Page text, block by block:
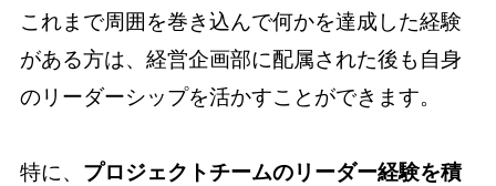
これまで周囲を巻き込んで何かを達成した経験
がある方は、経営企画部に配属された後も自身
のリーダーシップを活かすことができます。
特に、 プロジェクトチームのリーダー経験を積